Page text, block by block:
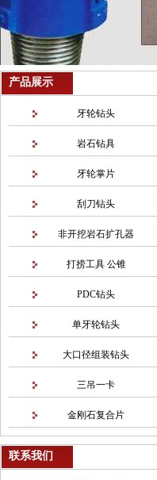
产品展示
牙轮钻头
岩石钻具
牙轮掌片
刮刀钻头
非开挖岩石扩孔器
打捞工具 公锥
PDC钻头
单牙轮钻头
大口径组装钻头
三吊一卡
金刚石复合片
联系我们